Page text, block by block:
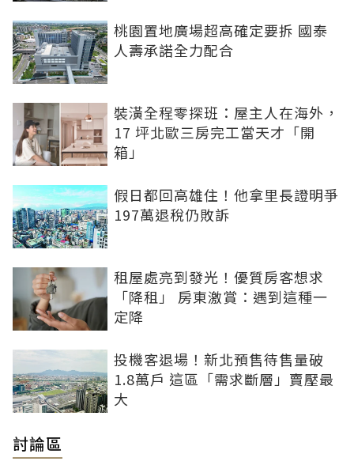
桃園置地廣場超高確定要拆 國泰
人壽承諾全力配合
裝潢全程零探班：屋主人在海外，
17 坪北歐三房完工當天才「開
箱」
假日都回高雄住！他拿里長證明爭
197萬退稅仍敗訴
租屋處亮到發光！優質房客想求
「降租」 房東激賞：遇到這種一
定降
投機客退場！新北預售待售量破
1.8萬戶 這區「需求斷層」賣壓最
大
討論區